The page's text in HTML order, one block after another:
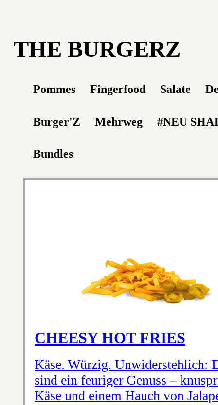
THE BURGERZ
Pommes Fingerfood Salate
Burger'Z Mehrweg #NEU
Bundles
CHEESY HOT FRIES
Käse. Würzig. Unwiderstehlich:
sind ein feuriger Genuss –
Käse und einem Hauch von